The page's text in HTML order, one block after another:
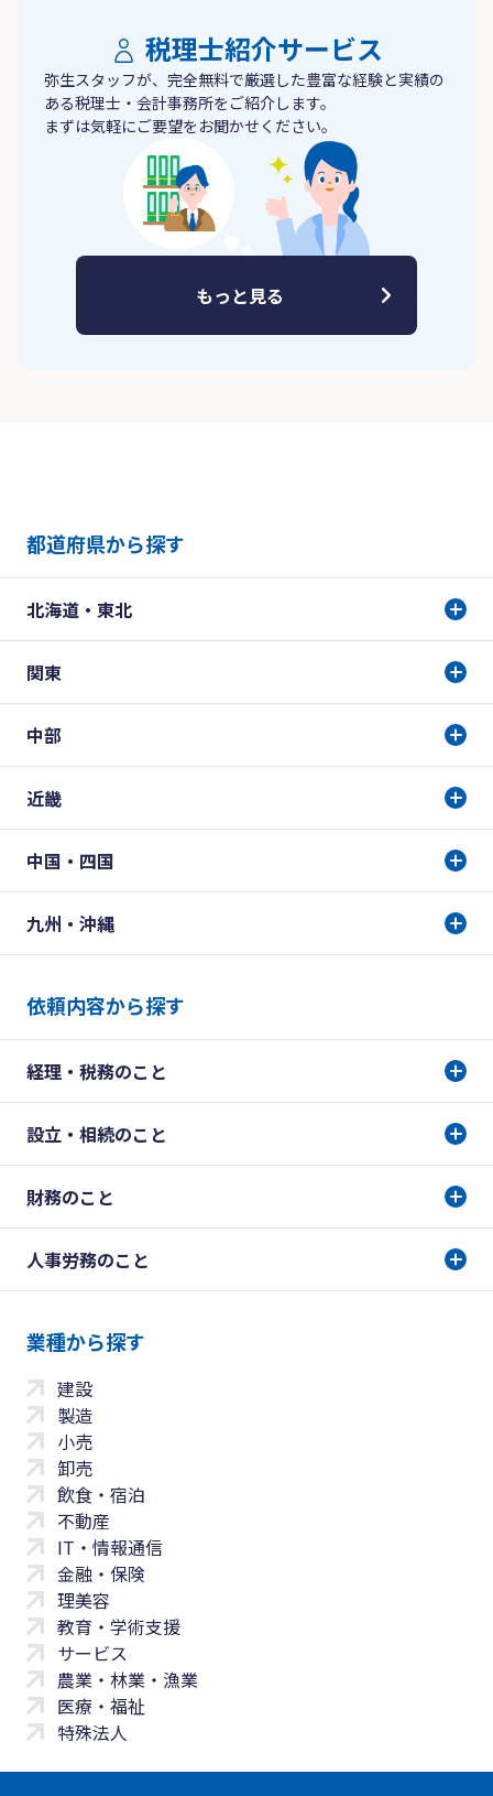
税理士紹介サービス
弥生スタッフが、完全無料で厳選した豊富な経験と実績の
ある税理士・会計事務所をご紹介します。
まずは気軽にご要望をお聞かせください。
もっと見る
都道府県から探す
北海道・東北
関東
中部
近畿
中国・四国
九州・沖縄
依頼内容から探す
経理・税務のこと
設立・相続のこと
財務のこと
人事労務のこと
業種から探す
建設
製造
小売
卸売
飲食・宿泊
不動産
IT・情報通信
金融・保険
理美容
教育・学術支援
サービス
農業・林業・漁業
医療・福祉
特殊法人